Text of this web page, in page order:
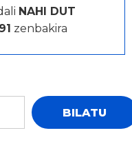
NAHI DUT
zenbakira
BILATU